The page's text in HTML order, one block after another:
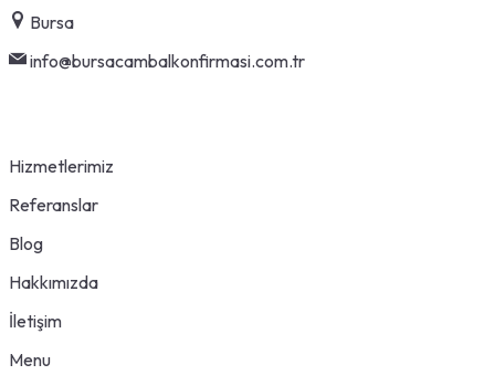
Skip
to
content
Bursa
info@bursacambalkonfirmasi.com.tr
Hizmetlerimiz
Referanslar
Blog
Hakkımızda
İletişim
Menu